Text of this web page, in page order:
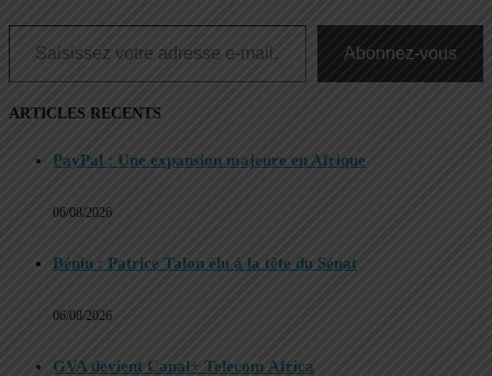
Saisissez votre adresse e-mail…
Abonnez-vous
ARTICLES RECENTS
PayPal : Une expansion majeure en Afrique
06/08/2026
Bénin : Patrice Talon élu à la tête du Sénat
06/08/2026
GVA devient Canal+ Telecom Africa